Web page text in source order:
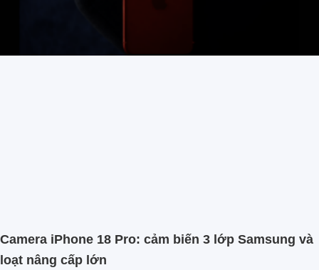
Camera iPhone 18 Pro: cảm biến 3 lớp Samsung và
loạt nâng cấp lớn